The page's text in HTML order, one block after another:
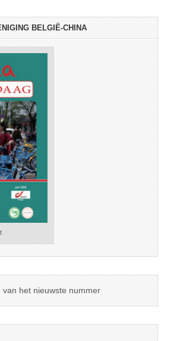
BELGIË-CHINA
van het nieuwste nummer